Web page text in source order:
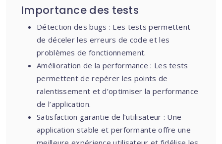
Importance des tests
Détection des bugs : Les tests permettent
de déceler les erreurs de code et les
problèmes de fonctionnement.
Amélioration de la performance : Les tests
permettent de repérer les points de
ralentissement et d’optimiser la performance
de l’application.
Satisfaction garantie de l’utilisateur : Une
application stable et performante offre une